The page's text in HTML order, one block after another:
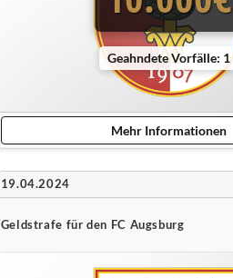
Geahndete Vorfälle: 1
Mehr Informationen
19.04.2024
Geldstrafe für den FC Augsburg